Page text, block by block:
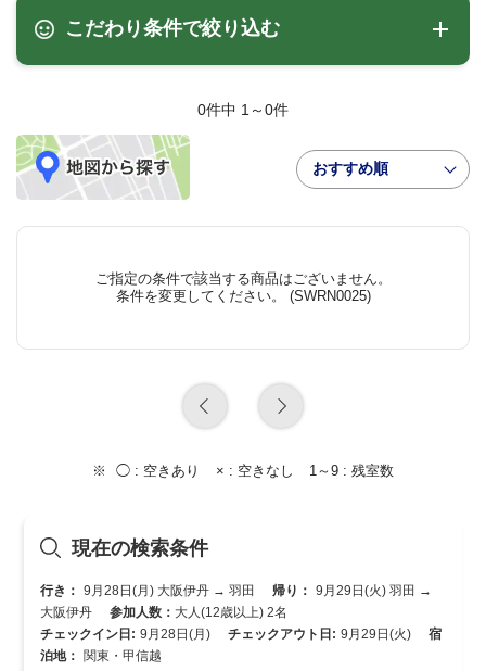
こだわり条件で絞り込む
0件中 1～0件
おすすめ順
ご指定の条件で該当する商品はございません。
条件を変更してください。 (SWRN0025)
◯ : 空きあり × : 空きなし 1～9 : 残室数
現在の検索条件
行き： 9月28日(月) 大阪伊丹 → 羽田 帰り： 9月29日(火) 羽田 →
大阪伊丹
参加人数： 大人(12歳以上) 2名
チェックイン日: 9月28日(月) チェックアウト日: 9月29日(火)
宿
泊地： 関東・甲信越